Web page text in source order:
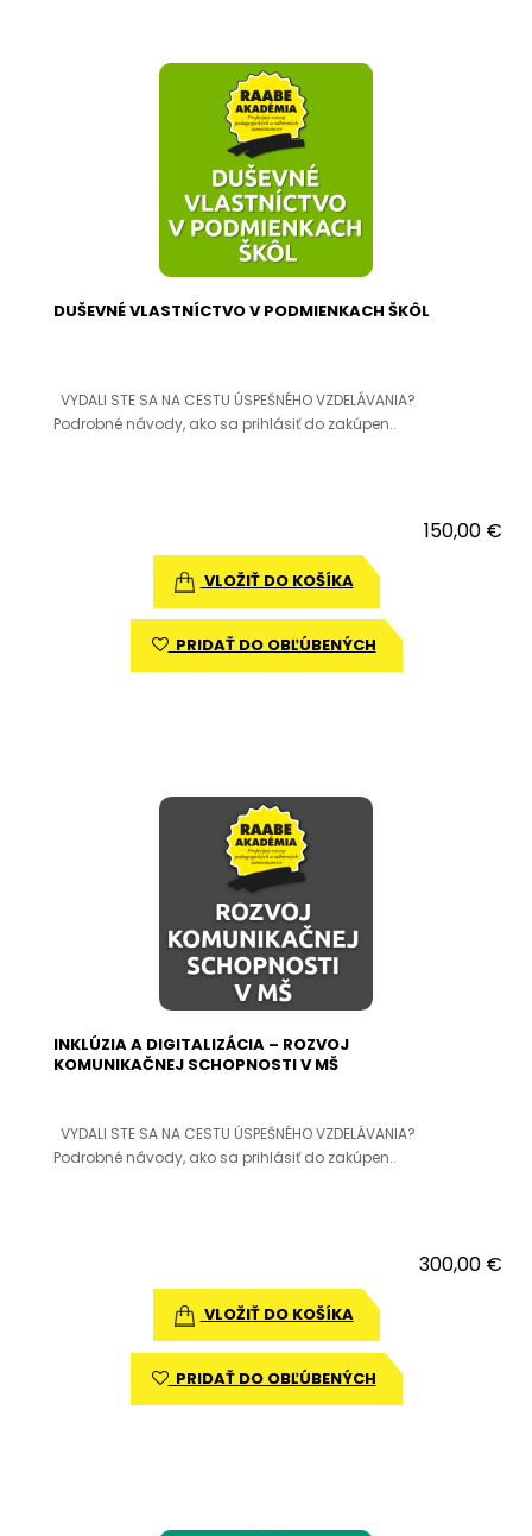
DUŠEVNÉ VLASTNÍCTVO V PODMIENKACH ŠKÔL
VYDALI STE SA NA CESTU ÚSPEŠNÉHO VZDELÁVANIA?
Podrobné návody, ako sa prihlásiť do zakúpen..
150,00 €
VLOŽIŤ DO KOŠÍKA
PRIDAŤ DO OBĽÚBENÝCH
INKLÚZIA A DIGITALIZÁCIA – ROZVOJ
KOMUNIKAČNEJ SCHOPNOSTI V MŠ
VYDALI STE SA NA CESTU ÚSPEŠNÉHO VZDELÁVANIA?
Podrobné návody, ako sa prihlásiť do zakúpen..
300,00 €
VLOŽIŤ DO KOŠÍKA
PRIDAŤ DO OBĽÚBENÝCH